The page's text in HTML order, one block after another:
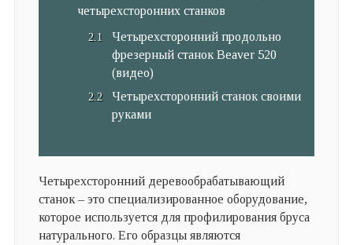
четырехсторонних станков
Четырехсторонний продольно
фрезерный станок Beaver 520
(видео)
Четырехсторонний станок своими
руками
Четырехсторонний деревообрабатывающий
станок – это специализированное оборудование,
которое используется для профилирования бруса
натурального. Его образцы являются